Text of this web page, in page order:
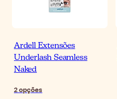
Ardell Extensões
Underlash Seamless
Naked
2opções